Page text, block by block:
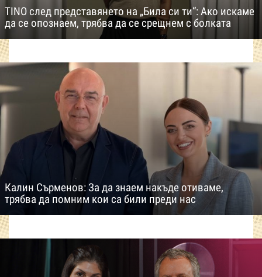
TINO след представянето на „Била си ти“: Ако искаме
да се опознаем, трябва да се срещнем с болката
Калин Сърменов: За да знаем накъде отиваме,
трябва да помним кои са били преди нас